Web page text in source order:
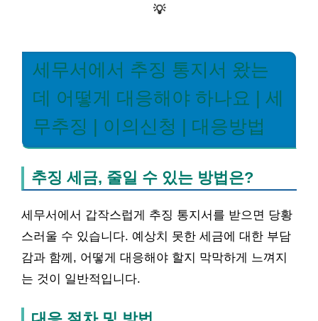
💡
세무서에서 추징 통지서 왔는
데 어떻게 대응해야 하나요 | 세
무추징 | 이의신청 | 대응방법
추징 세금, 줄일 수 있는 방법은?
세무서에서 갑작스럽게 추징 통지서를 받으면 당황
스러울 수 있습니다. 예상치 못한 세금에 대한 부담
감과 함께, 어떻게 대응해야 할지 막막하게 느껴지
는 것이 일반적입니다.